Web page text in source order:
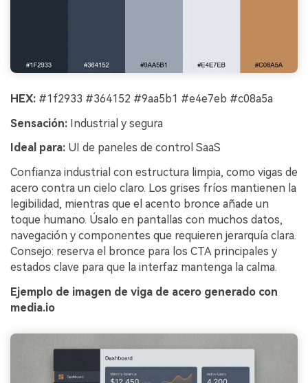
HEX: #1f2933 #364152 #9aa5b1 #e4e7eb #c08a5a
Sensación: Industrial y segura
Ideal para: UI de paneles de control SaaS
Confianza industrial con estructura limpia, como vigas de
acero contra un cielo claro. Los grises fríos mantienen la
legibilidad, mientras que el acento bronce añade un
toque humano. Úsalo en pantallas con muchos datos,
navegación y componentes que requieren jerarquía clara.
Consejo: reserva el bronce para los CTA principales y
estados clave para que la interfaz mantenga la calma.
Ejemplo de imagen de viga de acero generado con
media.io